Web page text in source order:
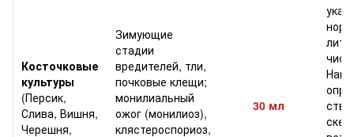
Косточковые
культуры
(Персик,
Слива, Вишня,
Черешня,
Зимующие
стадии
вредителей, тли,
почковые клещи;
монилиальный
ожог (монилиоз),
клястероспориоз,
30 мл